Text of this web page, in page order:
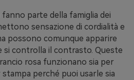
parte della famiglia dei
sensazione di cordialità e
possono comunque apparire
si controlla il contrasto. Queste
rosa funzionano sia per
perché puoi usarle sia